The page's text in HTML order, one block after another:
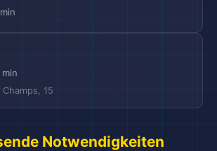
min
Champs, 15
Notwendigkeiten